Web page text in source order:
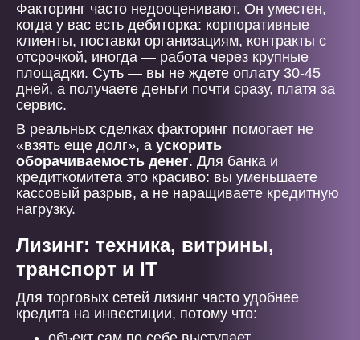
Факторинг часто недооценивают. Он уместен,
когда у вас есть дебиторка: корпоративные
клиенты, поставки организациям, контракты с
отсрочкой, иногда — работа через крупные
площадки. Суть — вы не ждете оплату 30-45
дней, а получаете деньги почти сразу, платя за
сервис.
В реальных сделках факторинг помогает не
«взять еще долг», а ускорить
оборачиваемость денег. Для банка и
кредиткомитета это красиво: вы уменьшаете
кассовый разрыв, а не наращиваете кредитную
нагрузку.
Лизинг: техника, витрины,
транспорт и IT
Для торговых сетей лизинг часто удобнее
кредита на инвестиции, потому что: